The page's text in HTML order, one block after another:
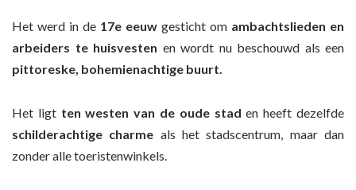
Het werd in de 17e eeuw gesticht om ambachtslieden en
arbeiders te huisvesten en wordt nu beschouwd als een
pittoreske, bohemienachtige buurt.
Het ligt ten westen van de oude stad en heeft dezelfde
schilderachtige charme als het stadscentrum, maar dan
zonder alle toeristenwinkels.